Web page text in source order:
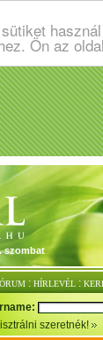
Ön az
szombat
: HÍRLEVÉL :
szeretnék!